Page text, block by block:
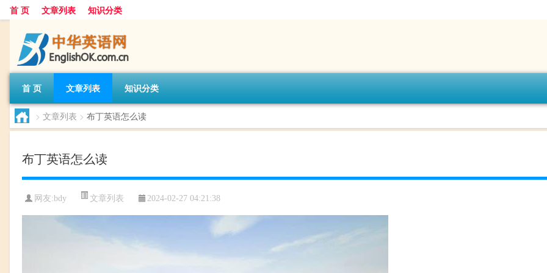
首 页 文章列表 知识分类
首 页 文章列表 知识分类
> 文章列表 > 布丁英语怎么读
布丁英语怎么读
网友:bdy 文章列表 2024-02-27 04:21:38